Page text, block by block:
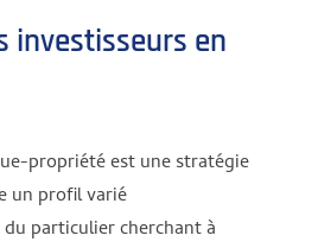
investisseurs en
propriété est une stratégie
un profil varié
particulier cherchant à